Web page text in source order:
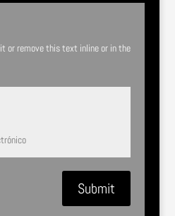
or remove this text inline or in the
Submit